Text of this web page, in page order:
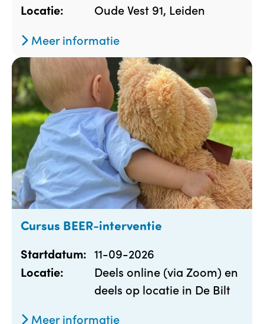
Locatie:
Oude Vest 91, Leiden
Meer informatie
Cursus BEER-interventie
Startdatum: 11-09-2026
Locatie:
Deels online (via Zoom) en
deels op locatie in De Bilt
Meer informatie